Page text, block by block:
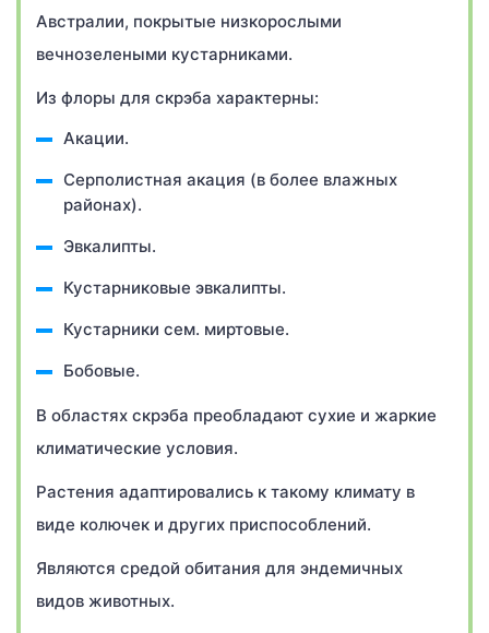
Австралии, покрытые низкорослыми
вечнозелеными кустарниками.
Из флоры для скрэба характерны:
Акации.
Серполистная акация (в более влажных
районах).
Эвкалипты.
Кустарниковые эвкалипты.
Кустарники сем. миртовые.
Бобовые.
В областях скрэба преобладают сухие и жаркие
климатические условия.
Растения адаптировались к такому климату в
виде колючек и других приспособлений.
Являются средой обитания для эндемичных
видов животных.